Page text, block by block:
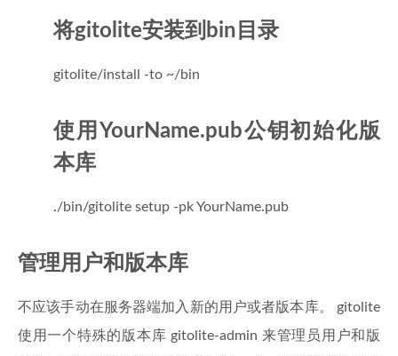
将gitolite安装到bin目录
gitolite/install -to ~/bin
使用YourName.pub公钥初始化版
本库
./bin/gitolite setup -pk YourName.pub
管理用户和版本库
不应该手动在服务器端加入新的用户或者版本库。 gitolite
使用一个特殊的版本库 gitolite-admin 来管理员用户和版